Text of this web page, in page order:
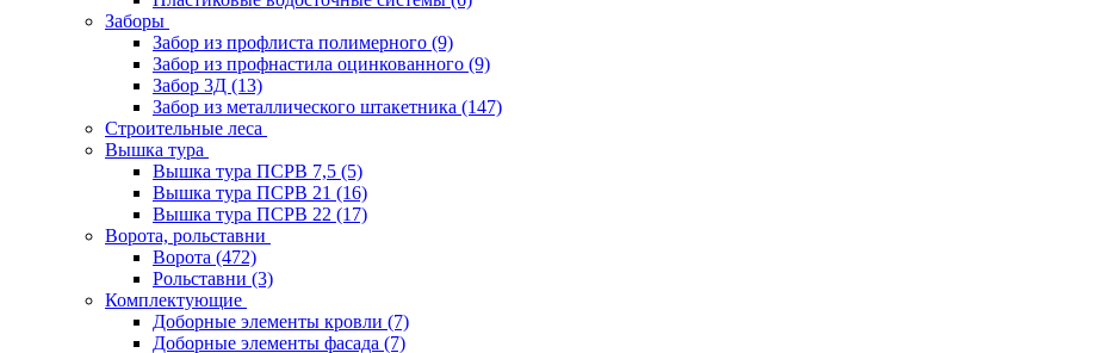
Заборы
Забор из профлиста полимерного (9)
Забор из профнастила оцинкованного (9)
Забор 3Д (13)
Забор из металлического штакетника (147)
Строительные леса
Вышка тура
Вышка тура ПСРВ 7,5 (5)
Вышка тура ПСРВ 21 (16)
Вышка тура ПСРВ 22 (17)
Ворота, рольставни
Ворота (472)
Рольставни (3)
Комплектующие
Доборные элементы кровли (7)
Доборные элементы фасада (7)